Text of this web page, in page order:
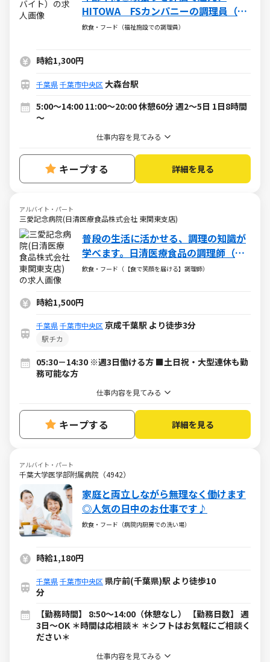
HITOWA FSカンパニーの調理員（ア
ルバイト・パート）求人
飲食・フード（福祉施設での調理員）
時給1,300円
千葉県千葉市中央区 大森台駅
5:00～14:00 11:00～20:00 休憩60分 週2～5日 1日8時間
～
仕事内容を見てみる
キープする 詳細を見る
アルバイト・パート
三愛記念病院(日清医療食品株式会社 東関東支店)
普段の生活に活かせる、調理の知識が
学べます。日清医療食品の調理師（パ
ート・アルバイト求人）
飲食・フード（【食で笑顔を届ける】調理師）
時給1,500円
千葉県千葉市中央区 京成千葉駅 より徒歩3分
駅チカ
05:30－14:30 ※週3日働ける方 ■土日祝・大型連休も勤
務可能な方
仕事内容を見てみる
キープする 詳細を見る
アルバイト・パート
千葉大学医学部附属病院（4942）
家庭と両立しながら無理なく働けます
◎人気の日中のお仕事です♪
飲食・フード（病院内厨房での洗い場）
時給1,180円
千葉県千葉市中央区 県庁前(千葉県)駅 より徒歩10
分
【勤務時間】 8:50～14:00（休憩なし） 【勤務日数】 週
3日～OK ＊時間は応相談＊ ＊シフトはお気軽にご相談く
ださい＊
仕事内容を見てみる